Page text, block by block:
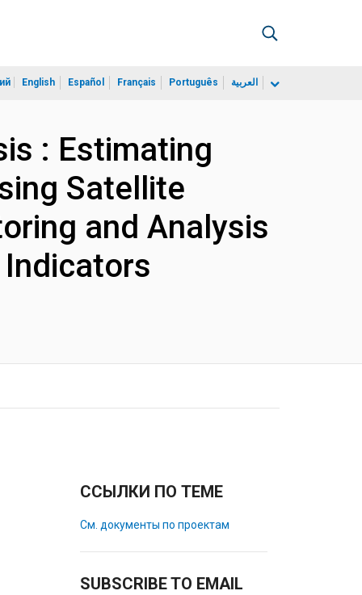
English Español Français Português العربية
: Estimating
Satellite
and Analysis
ССЫЛКИ ПО ТЕМЕ
См. документы по проектам
SUBSCRIBE TO EMAIL